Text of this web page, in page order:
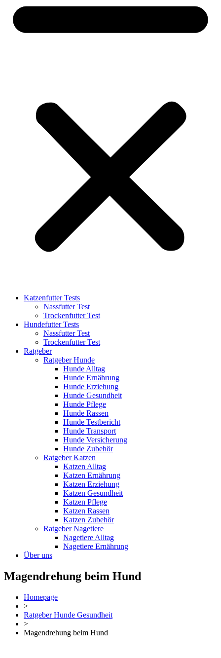
Katzenfutter Tests
Nassfutter Test
Trockenfutter Test
Hundefutter Tests
Nassfutter Test
Trockenfutter Test
Ratgeber
Ratgeber Hunde
Hunde Alltag
Hunde Ernährung
Hunde Erziehung
Hunde Gesundheit
Hunde Pflege
Hunde Rassen
Hunde Testbericht
Hunde Transport
Hunde Versicherung
Hunde Zubehör
Ratgeber Katzen
Katzen Alltag
Katzen Ernährung
Katzen Erziehung
Katzen Gesundheit
Katzen Pflege
Katzen Rassen
Katzen Zubehör
Ratgeber Nagetiere
Nagetiere Alltag
Nagetiere Ernährung
Über uns
Magendrehung beim Hund
Homepage
>
Ratgeber Hunde Gesundheit
>
Magendrehung beim Hund